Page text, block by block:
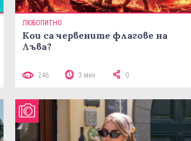
ЛЮБОПИТНО
Кои са червените флагове на
Лъва?
246 3 мин 0